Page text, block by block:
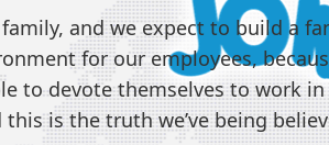
and we expect to build a
for our employees,
to devote themselves to work
is the truth we’ve being